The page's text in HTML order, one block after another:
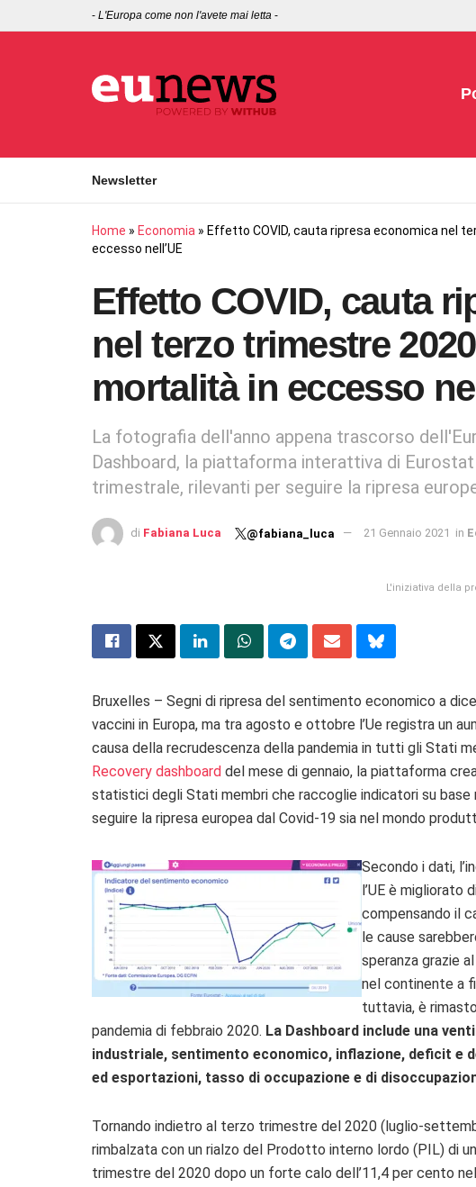
- L'Europa come non l'avete mai letta -
Newsletter
Home » Economia » Effetto COVID, cauta ripresa economica nel
eccesso nell’UE
Effetto COVID, cauta
nel terzo trimestre
mortalità in eccesso
La fotografia dell'anno appena trascorso
Dashboard, la piattaforma interattiva di
trimestrale, rilevanti per seguire la ripresa
di Fabiana Luca @fabiana_luca 21 Gennaio 2021 in
L'iniziativa della
Bruxelles – Segni di ripresa del sentimento economico a
vaccini in Europa, ma tra agosto e ottobre l’Ue registra un
causa della recrudescenza della pandemia in tutti gli Stati
Recovery dashboard del mese di gennaio, la piattaforma
statistici degli Stati membri che raccoglie indicatori su
seguire la ripresa europea dal Covid-19 sia nel mondo
Secondo i dati,
l’UE è migliorato
compensando il
le cause
speranza grazie
nel continente a
tuttavia, è
pandemia di febbraio 2020. La Dashboard include una
industriale, sentimento economico, inflazione, deficit e
ed esportazioni, tasso di occupazione e di
Tornando indietro al terzo trimestre del 2020 (luglio-
rimbalzata con un rialzo del Prodotto interno lordo (PIL) di
trimestre del 2020 dopo un forte calo dell’11,4 per cento